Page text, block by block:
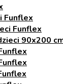
Funflex
Funflex
90x200